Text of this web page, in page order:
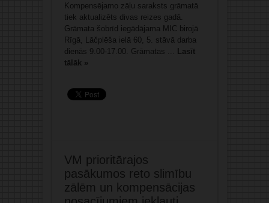
Kompensējamo zāļu saraksts grāmatā
tiek aktualizēts divas reizes gadā.
Grāmata šobrīd iegādājama MIC birojā
Rīgā, Lāčplēša ielā 60, 5. stāvā darba
dienās 9.00-17.00. Grāmatas ... Lasīt
tālāk »
VM prioritārajos
pasākumos reto slimību
zālēm un kompensācijas